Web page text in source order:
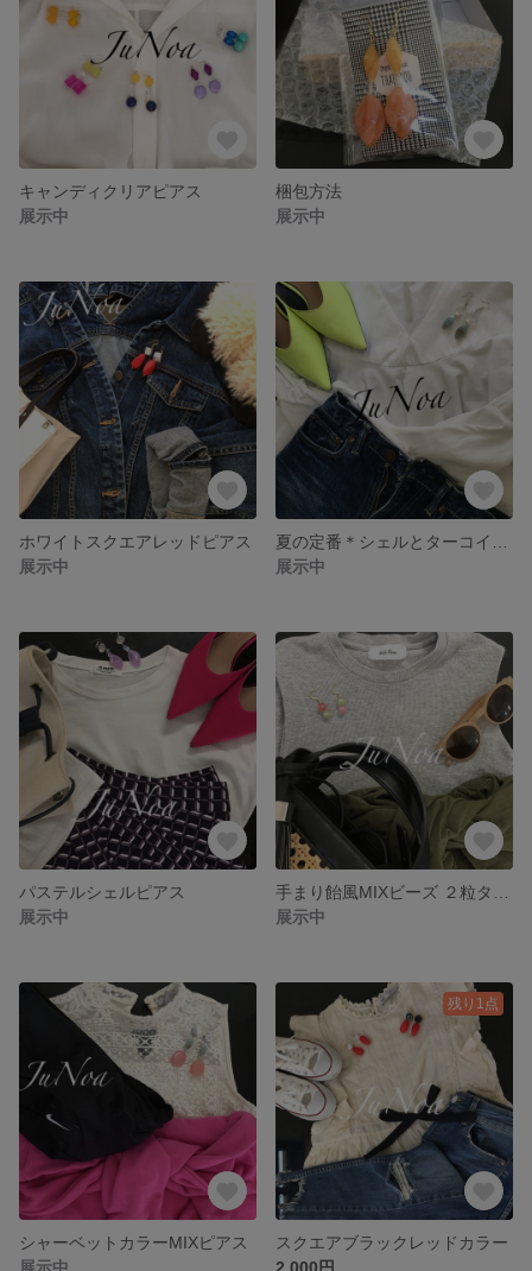
キャンディクリアピアス
展示中
梱包方法
展示中
ホワイトスクエアレッドピアス
展示中
展示中
パステルシェルピアス
展示中
展示中
シャーベットカラーMIXピアス
展示中
残り1点
スクエアブラックレッドカラー
2,000円